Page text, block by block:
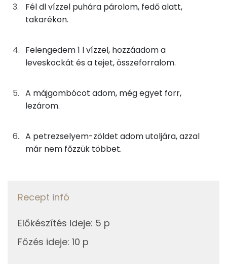
3g cukor
10 kcal
150g tej
84 kcal
0gpetrezselyem
Nátrium
Foszfor
Szelén
C vitamin:
Fél dl vízzel puhára párolom, fedő alatt,
takarékon.
Felengedem 1 l vízzel, hozzáadom a
leveskockát és a tejet, összeforralom.
A májgombócot adom, még egyet forr,
lezárom.
A petrezselyem-zöldet adom utoljára, azzal
már nem főzzük többet.
Recept infó
Előkészítés ideje: 5 p
Főzés ideje: 10 p